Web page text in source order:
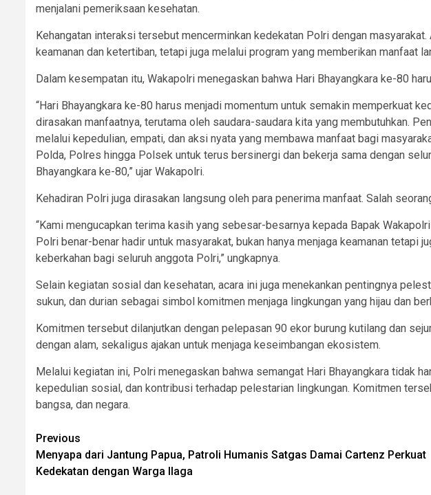
menjalani pemeriksaan kesehatan.
Kehangatan interaksi tersebut mencerminkan kedekatan Polri dengan
keamanan dan ketertiban, tetapi juga melalui program yang memberikan manfaat
Dalam kesempatan itu, Wakapolri menegaskan bahwa Hari Bhayangkara ke-80
“Hari Bhayangkara ke-80 harus menjadi momentum untuk semakin memperkuat
dirasakan manfaatnya, terutama oleh saudara-saudara kita yang membutuhkan.
melalui kepedulian, empati, dan aksi nyata yang membawa manfaat bagi
Polda, Polres hingga Polsek untuk terus bersinergi dan bekerja sama dengan
Bhayangkara ke-80,” ujar Wakapolri.
Kehadiran Polri juga dirasakan langsung oleh para penerima manfaat. Salah
“Kami mengucapkan terima kasih yang sebesar-besarnya kepada Bapak
Polri benar-benar hadir untuk masyarakat, bukan hanya menjaga keamanan
keberkahan bagi seluruh anggota Polri,” ungkapnya.
Selain kegiatan sosial dan kesehatan, acara ini juga menekankan pentingnya
sukun, dan durian sebagai simbol komitmen menjaga lingkungan yang hijau dan
Komitmen tersebut dilanjutkan dengan pelepasan 90 ekor burung kutilang dan
dengan alam, sekaligus ajakan untuk menjaga keseimbangan ekosistem.
Melalui kegiatan ini, Polri menegaskan bahwa semangat Hari Bhayangkara tidak
kepedulian sosial, dan kontribusi terhadap pelestarian lingkungan. Komitmen
bangsa, dan negara.
Post
navigation
Previous
Menyapa dari Jantung Papua, Patroli Humanis Satgas Damai Cartenz Perkuat
Kedekatan dengan Warga Ilaga